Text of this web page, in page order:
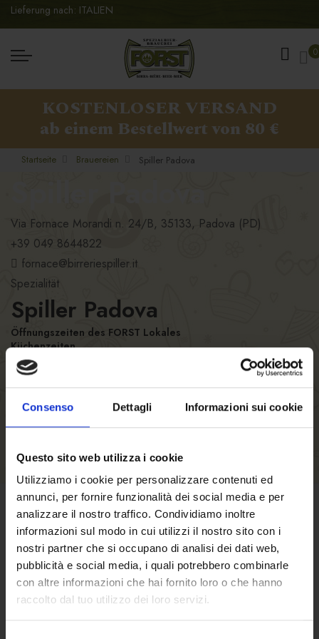
Consenso Dettagli Informazioni sui cookie
Questo sito web utilizza i cookie
Utilizziamo i cookie per personalizzare contenuti ed
annunci, per fornire funzionalità dei social media e per
analizzare il nostro traffico. Condividiamo inoltre
informazioni sul modo in cui utilizzi il nostro sito con i
nostri partner che si occupano di analisi dei dati web,
pubblicità e social media, i quali potrebbero combinarle
con altre informazioni che hai fornito loro o che hanno
raccolto dal tuo utilizzo dei loro servizi.
Lieferung nach: ITALIEN
0
KOSTENLOSER VERSAND
ab einem Bestellwert von 80 €
Startseite Brauereien Spiller Padova
Via Fornace Morandi n. 24/B, 35133, Padova (PD)
+39 049 8644822
fornace@birreriespiller.it
Spezialität
Spiller Padova
Öffnungszeiten des FORST Lokales
Küchenzeiten
Anzahl der Sitze
GESCHÄFTSBEDINGUNGEN
Klicken Sie hierum die
Verkaufsbedingungen zu lesen.